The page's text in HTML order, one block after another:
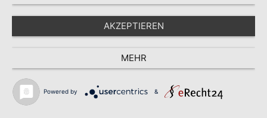
Wir sind am Leben(CVP G119K)
Wir sind am Leben(CVP F104C)
Wir ziehen in den Frieden(CVP M152K)
Wir ziehen in den Frieden (CVP F149K)
AKZEPTIEREN
MEHR
Powered by &